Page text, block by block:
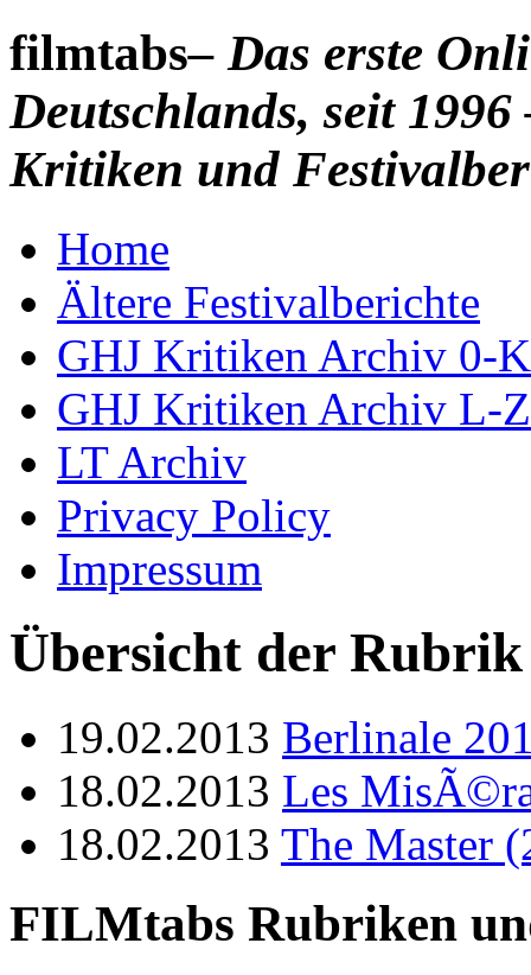
filmtabs– Das erste
Deutschlands, seit
Kritiken und
Home
Ältere Festivalberichte
GHJ Kritiken Archiv 0-K
GHJ Kritiken Archiv L-Z
LT Archiv
Privacy Policy
Impressum
Übersicht der
19.02.2013 Berlinale
18.02.2013 Les
18.02.2013 The Master
FILMtabs Rubriken